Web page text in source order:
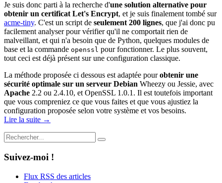
Je suis donc parti à la recherche d'une solution alternative pour
obtenir un certificat Let's Encrypt, et je suis finalement tombé sur
acme-tiny. C'est un script de seulement 200 lignes, que j'ai donc pu
facilement analyser pour vérifier qu'il ne comportait rien de
malveillant, et qui n'a besoin que de Python, quelques modules de
base et la commande openssl pour fonctionner. Le plus souvent,
tout ceci est déjà présent sur une configuration classique.
La méthode proposée ci dessous est adaptée pourobtenir une
sécurité optimale sur un serveur Debian Wheezy ou Jessie, avec
Apache 2.2 ou 2.4.10, et OpenSSL 1.0.1. Il est toutefois important
que vous compreniez ce que vous faites et que vous ajustiez la
configuration proposée selon votre système et vos besoins.
Lire la suite →
Suivez-moi !
Flux RSS des articles